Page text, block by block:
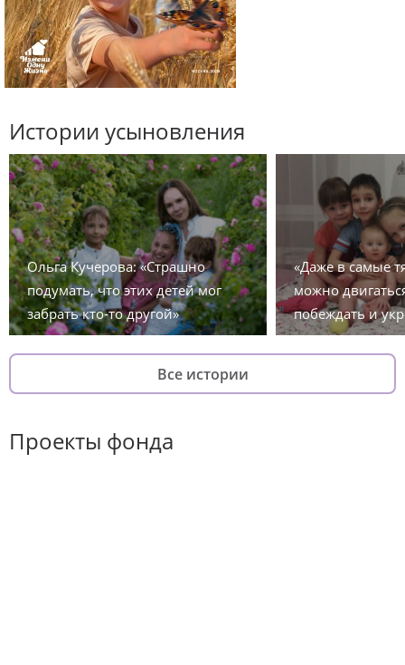
Истории усыновления
Ольга Кучерова: «Страшно
подумать, что этих детей мог
забрать кто-то другой»
«Даже в самые
можно
побеждать и
Все истории
Проекты фонда